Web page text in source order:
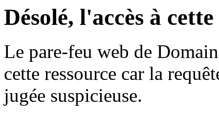
Désolé, l'accès à
Le pare-feu web de
cette ressource car la
jugée suspicieuse.